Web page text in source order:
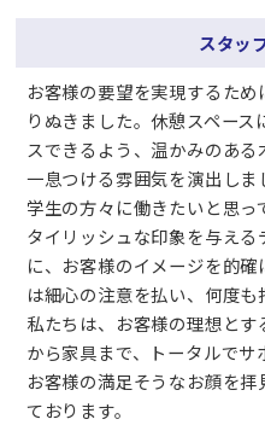
スタッ
お客様の要望を実現するた
りぬきました。休憩スペー
スできるよう、温かみのあ
一息つける雰囲気を演出しま
学生の方々に働きたいと思
タイリッシュな印象を与え
に、お客様のイメージを的
は細心の注意を払い、何度も
私たちは、お客様の理想と
から家具まで、トータルでサ
お客様の満足そうなお顔を
ております。